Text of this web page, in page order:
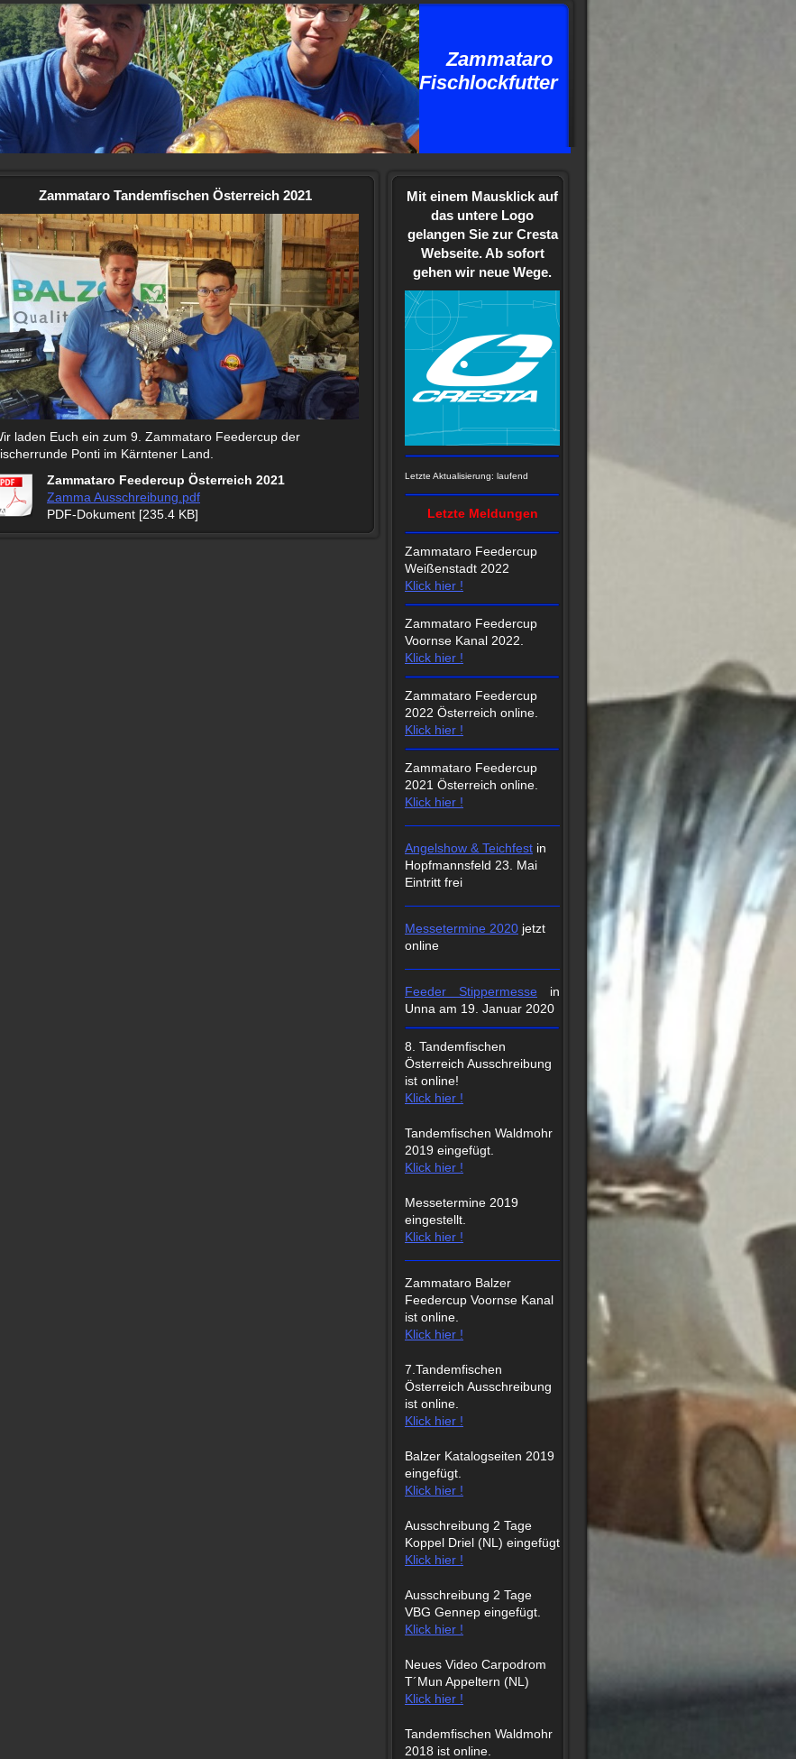
Zammataro
Fischlockfutter
Zammataro Tandemfischen Österreich 2021
laden Euch ein zum 9. Zammataro Feedercup der
Ponti im Kärntener Land.
Zammataro Feedercup Österreich 2021
Zamma Ausschreibung.pdf
PDF-Dokument [235.4 KB]
Mit einem Mausklick auf
das untere Logo
gelangen Sie zur Cresta
Webseite. Ab sofort
gehen wir neue Wege.
Letzte Aktualisierung: laufend
Letzte Meldungen
Zammataro Feedercup
Weißenstadt 2022
Klick hier !
Zammataro Feedercup
Voornse Kanal 2022.
Klick hier !
Zammataro Feedercup
2022 Österreich online.
Klick hier !
Zammataro Feedercup
2021 Österreich online.
Klick hier !
Angelshow & Teichfest in
Hopfmannsfeld 23. Mai
Eintritt frei
Messetermine 2020 jetzt
online
Feeder Stippermesse in
Unna am 19. Januar 2020
8. Tandemfischen
Österreich Ausschreibung
ist online!
Klick hier !
Tandemfischen Waldmohr
2019 eingefügt.
Klick hier !
Messetermine 2019
eingestellt.
Klick hier !
Zammataro Balzer
Feedercup Voornse Kanal
ist online.
Klick hier !
7.Tandemfischen
Österreich Ausschreibung
ist online.
Klick hier !
Balzer Katalogseiten 2019
eingefügt.
Klick hier !
Ausschreibung 2 Tage
Koppel Driel (NL) eingefügt
Klick hier !
Ausschreibung 2 Tage
VBG Gennep eingefügt.
Klick hier !
Neues Video Carpodrom
T´Mun Appeltern (NL)
Klick hier !
Tandemfischen Waldmohr
2018 ist online.